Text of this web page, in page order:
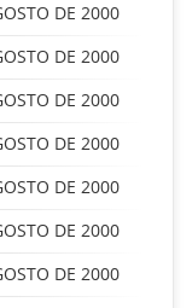
DE 2000
DE 2000
DE 2000
DE 2000
DE 2000
DE 2000
DE 2000